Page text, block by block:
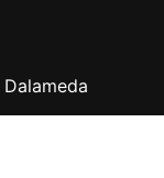
Dalameda